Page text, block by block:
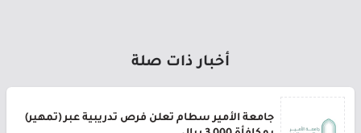
أخبار ذات صلة
جامعة الأمير سطام تعلن فرص تدريبية عبر (تمهير)